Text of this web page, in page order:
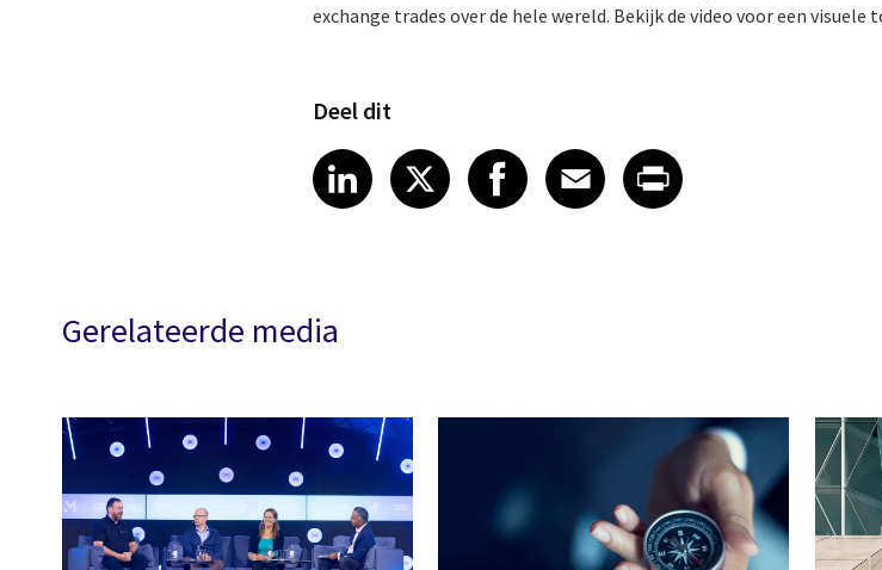
exchange trades over de hele wereld. Bekijk de video voor een visuele
Deel dit
Share article on LinkedIn
LinkedIn
Share article on X
XShare article on Facebook
Facebook
Share article on Email
Email
Share article on
Gerelateerde media